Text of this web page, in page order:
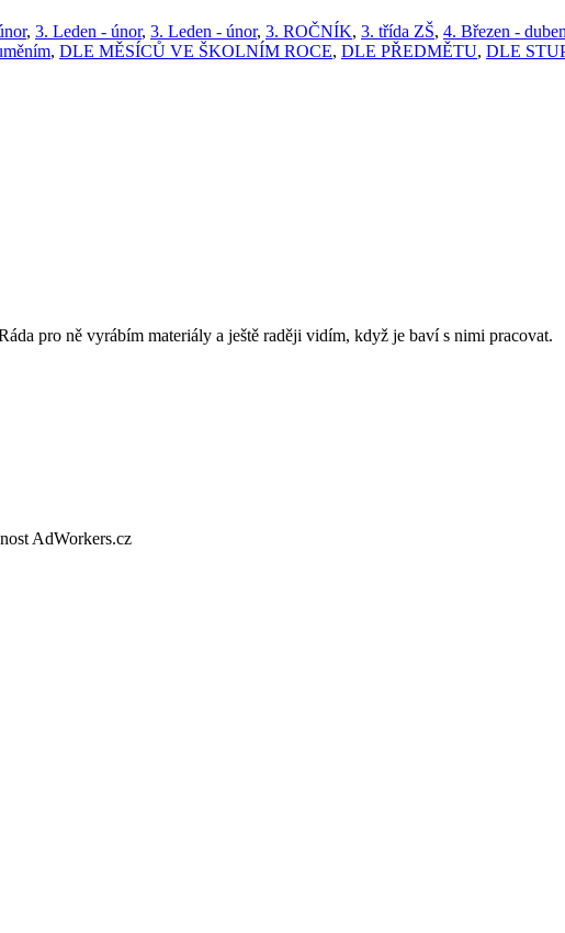
, 3. Leden - únor, 3. Leden - únor, 3. ROČNÍK, 3. třída ZŠ, 4. Březen - duben
, DLE MĚSÍCŮ VE ŠKOLNÍM ROCE, DLE PŘEDMĚTU, DLE
pro ně vyrábím materiály a ještě raději vidím, když je baví s nimi pracovat.
AdWorkers.cz